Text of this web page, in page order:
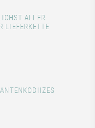
ALLER
LIEFERKETTE